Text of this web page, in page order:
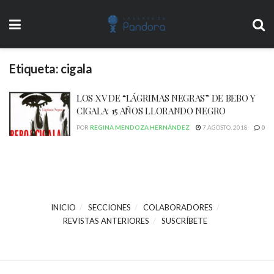
Etiqueta: cigala
LOS XV DE “LÁGRIMAS NEGRAS” DE BEBO Y
CIGALA: 15 AÑOS LLORANDO NEGRO
POR REGINA MENDOZA HERNÁNDEZ 7 AGOSTO, 2018 0
INICIO SECCIONES
COLABORADORES
REVISTAS ANTERIORES
SUSCRÍBETE